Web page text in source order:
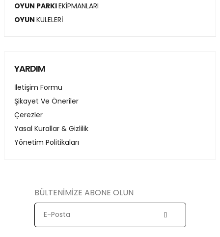
OYUN PARKIEKİPMANLARI
OYUN KULELERİ
YARDIM
İletişim Formu
Şikayet Ve Öneriler
Çerezler
Yasal Kurallar & Gizlilik
Yönetim Politikaları
BÜLTENİMİZE ABONE OLUN